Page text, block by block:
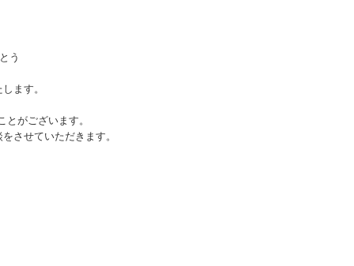
う
ます。
がございます。
させていただきます。